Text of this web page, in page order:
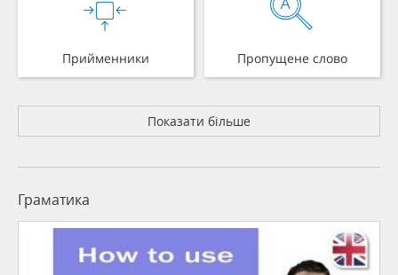
Прийменники Пропущене слово
Показати більше
Граматика